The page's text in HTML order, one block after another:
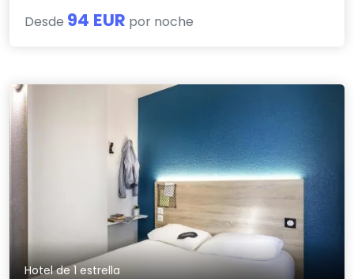
Desde 94 EUR por noche
Hotel de 1 estrella